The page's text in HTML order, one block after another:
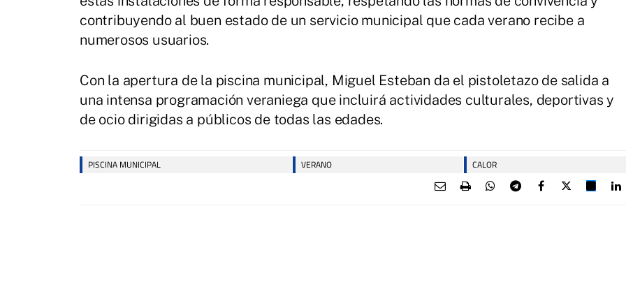
contribuyendo al buen estado de un servicio municipal que cada verano recibe a
numerosos usuarios.
Con la apertura de la piscina municipal, Miguel Esteban da el pistoletazo de salida a
una intensa programación veraniega que incluirá actividades culturales, deportivas y
de ocio dirigidas a públicos de todas las edades.
PISCINA MUNICIPAL VERANO CALOR